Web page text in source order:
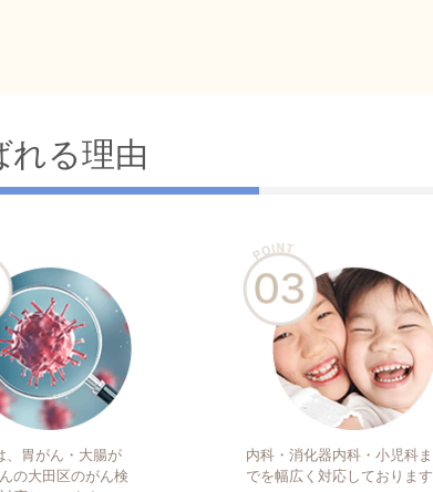
れる理由
、胃がん・大腸が
の大田区のがん検
内科・消化器内科・小児科ま
でを幅広く対応しております